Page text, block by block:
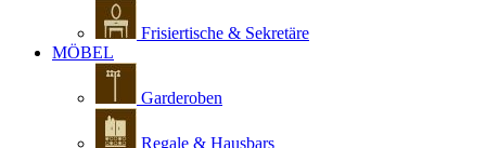
Frisiertische & Sekretäre
MÖBEL
Garderoben
Regale & Hausbars